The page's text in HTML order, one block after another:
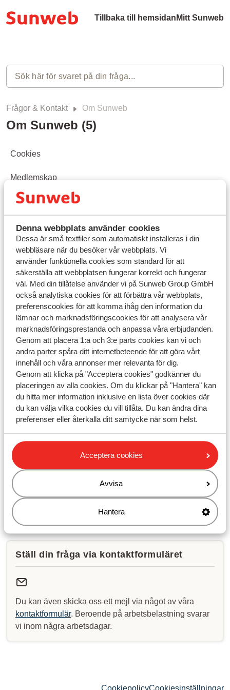
Denna webbplats använder cookies
Dessa är små textfiler som automatiskt installeras i din
webbläsare när du besöker vår webbplats. Vi
använder funktionella cookies som standard för att
säkerställa att webbplatsen fungerar korrekt och fungerar
väl. Med din tillåtelse använder vi på Sunweb Group GmbH
också analytiska cookies för att förbättra vår webbplats,
preferenscookies för att komma ihåg den information du
lämnar och marknadsföringscookies för att analysera vår
marknadsföringsprestanda och anpassa våra erbjudanden.
Genom att placera 1:a och 3:e parts cookies kan vi och
andra parter spåra ditt internetbeteende för att göra vårt
innehåll och våra annonser mer relevanta för dig.
Genom att klicka på "Acceptera cookies" godkänner du
placeringen av alla cookies. Om du klickar på "Hantera" kan
du hitta mer information inklusive en lista över cookies där
du kan välja vilka cookies du vill tillåta. Du kan ändra dina
preferenser eller återkalla ditt samtycke när som helst.
Acceptera cookies
Avvisa
Hantera
Tillbaka till hemsidan Mitt Sunweb
Frågor & Kontakt Om Sunweb
Om Sunweb (5)
Cookies
Medlemskap
Garantier
Villkor
Tillgängligheten
Har du inte hittat ditt svar?
Kontakta oss via WhatsApp!
Kontakta oss på Whatsapp:+46856610300
. Du kan
också ringa samma nummer men var medveten om att
väntetiden då kan vara längre.
Öppettider:
Måndag till fredag: 09:00-17:00
Lördag: 10:00-14:00
Se våra avvikande öppettider
Ställ din fråga via kontaktformuläret
Du kan även skicka oss ett mejl via något av våra
kontaktformulär. Beroende på arbetsbelastning svarar
vi inom några arbetsdagar.